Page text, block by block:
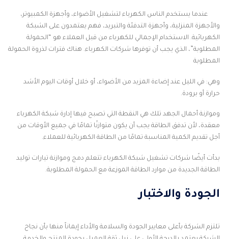
عندما يستخدم الناس الكهرباء لتشغيل الأضواء، وأجهزة الكمبيوتر،
والأجهزة المنزلية، وأجهزة التدفئة والتبريد، فهم يعتمدون على الشبكة
الكهربائية. الاستخدام الإجمالي للكهرباء من قبل العملاء هو “الحمولة
المطلوبة”، الذي يجب أن توفرها شركات الكهرباء. هناك فترات لذروة الحمولة
المطلوبة
وهي: في الليل عند إضاءة المزيد من الأضواء، أو خلال أوقات اليوم الأشد
حرارة أو برودة.
وموازنة أحمال الجهد تلك هي النقطة التي تصبح فيها إدارة شبكة الكهرباء
معقدة، لأن تدفق الطاقة يجب أن يكون متوازنًا تمامًا في جميع الأوقات من
أجل تقديم الكمية المناسبة تمامًا من الطاقة الكهربائية للعملاء.
بدأت أيضًا شركات تشغيل شبكة الكهرباء تتعلم دمج وموازنة تيارات توليد
الطاقة الجديدة من موارد الطاقة الموزعة مع الحمولة المطلوبة.
الجودة والاختبار
تلتزم الشركة بأعلى معايير الجودة والسلامة والأداء إيماناً منها بأن نجاح